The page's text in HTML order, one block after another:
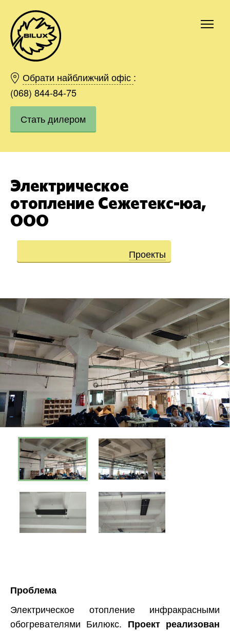
Обрати найближчий офіс :
(068) 844-84-75
Стать дилером
Электрическое
отопление Сежетекс-юа,
ООО
Проекты
Проблема
Электрическое отопление инфракрасными
обогревателями Билюкс. Проект реализован
Киев
Харьков
Одесса
Днепр
Ивано-Франковск
Винница
Область
Заказать